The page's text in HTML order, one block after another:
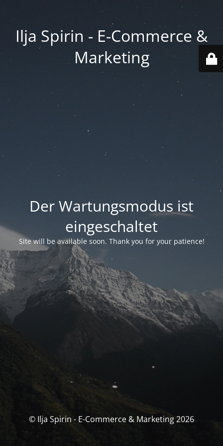
Ilja Spirin - E-Commerce &
Marketing
Der Wartungsmodus ist
eingeschaltet
Site will be available soon. Thank you for your patience!
© Ilja Spirin - E-Commerce & Marketing 2026